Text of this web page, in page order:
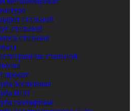
стальной
стальной
стальная
стальной
прокат
бесшовная
ВГП
газлифтная